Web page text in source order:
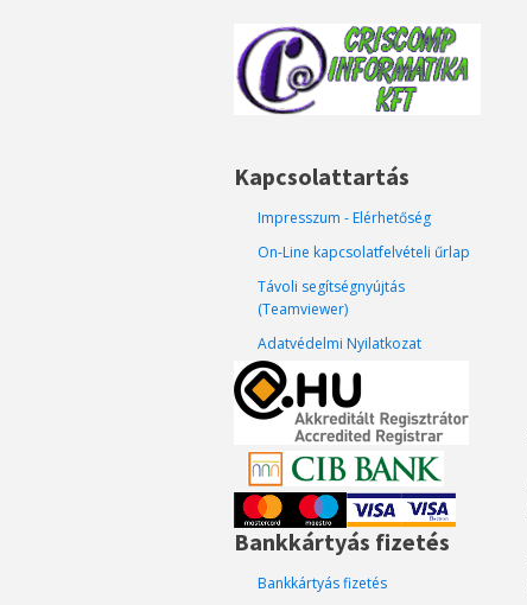
Kapcsolattartás
Impresszum - Elérhetőség
On-Line kapcsolatfelvételi űrlap
Távoli segítségnyújtás
(Teamviewer)
Adatvédelmi Nyilatkozat
Bankkártyás fizetés
Bankkártyás fizetés